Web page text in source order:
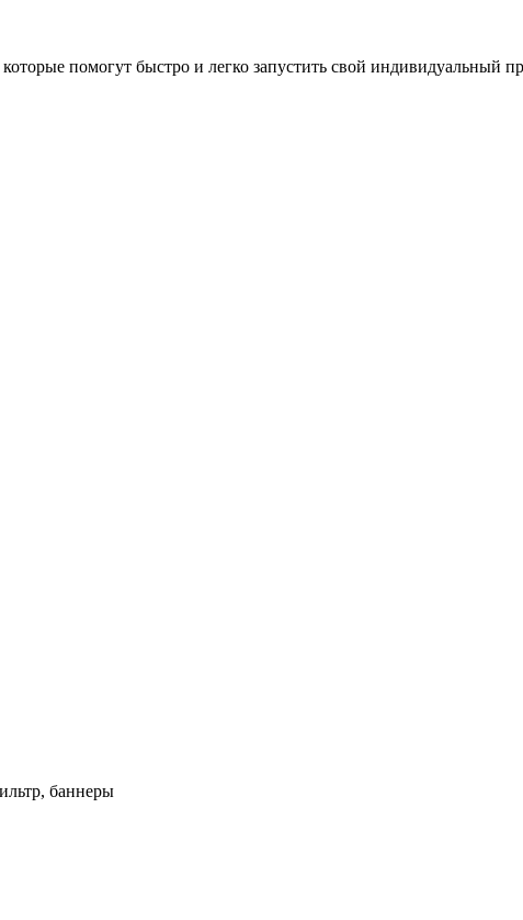
помогут быстро и легко запустить свой индивидуальный
баннеры